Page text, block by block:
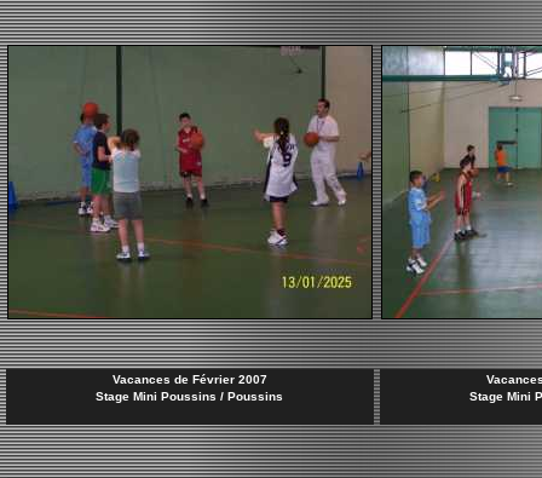
Vacances de Février 2007
Stage Mini Poussins / Poussins
Stage Mini